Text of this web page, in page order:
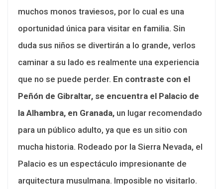
muchos monos traviesos, por lo cual es una
oportunidad única para visitar en familia. Sin
duda sus niños se divertirán a lo grande, verlos
caminar a su lado es realmente una experiencia
que no se puede perder. En contraste con el
Peñón de Gibraltar, se encuentra el Palacio de
la Alhambra, en Granada, un lugar recomendado
para un público adulto, ya que es un sitio con
mucha historia. Rodeado por la Sierra Nevada, el
Palacio es un espectáculo impresionante de
arquitectura musulmana. Imposible no visitarlo.